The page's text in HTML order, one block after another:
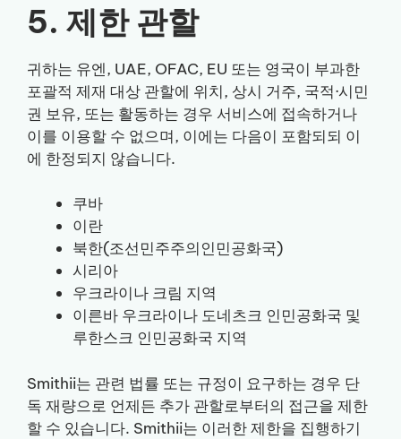
5. 제한 관할
귀하는 유엔, UAE, OFAC, EU 또는 영국이 부과한
포괄적 제재 대상 관할에 위치, 상시 거주, 국적·시민
권 보유, 또는 활동하는 경우 서비스에 접속하거나
이를 이용할 수 없으며, 이에는 다음이 포함되되 이
에 한정되지 않습니다.
쿠바
이란
북한(조선민주주의인민공화국)
시리아
우크라이나 크림 지역
이른바 우크라이나 도네츠크 인민공화국 및
루한스크 인민공화국 지역
Smithii는 관련 법률 또는 규정이 요구하는 경우 단
독 재량으로 언제든 추가 관할로부터의 접근을 제한
할 수 있습니다. Smithii는 이러한 제한을 집행하기